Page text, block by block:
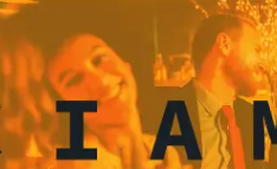
Dried Fruit
Student Mix Award
Pacco singolo